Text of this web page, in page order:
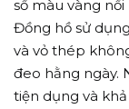
số màu vàng
Đồng hồ sử
và vỏ thép
đeo hằng ngày.
tiện dụng và